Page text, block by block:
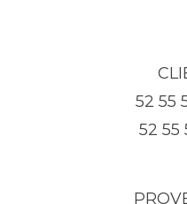
52 55
52 55